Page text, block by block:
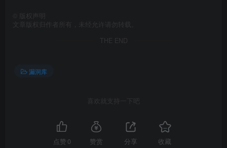
版权声明
文章版权归作者所有，未经允许请勿转载。
THE END
漏洞库
喜欢就支持一下吧
点赞 0 赞赏 分享 收藏